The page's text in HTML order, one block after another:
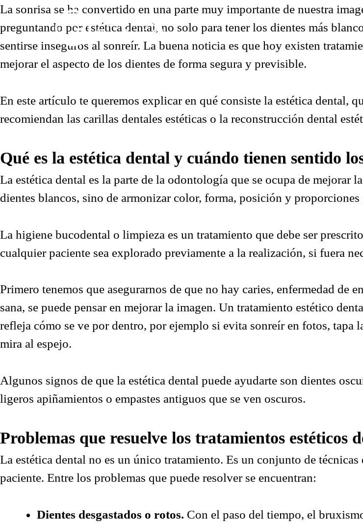
INICIO TRATAMIENTOS
La sonrisa se ha convertido en una parte muy importante de nuestra
preguntando por estética dental, no solo para tener los dientes más
sentirse inseguros al sonreír. La buena noticia es que hoy existen
mejorar el aspecto de los dientes de forma segura y previsible.
En este artículo te queremos explicar en qué consiste la estética dental,
recomiendan las carillas dentales estéticas o la reconstrucción dental
Qué es la estética dental y cuándo tienen sentido
La estética dental es la parte de la odontología que se ocupa de mejorar
dientes blancos, sino de armonizar color, forma, posición y proporciones
La higiene bucodental o limpieza es un tratamiento que debe ser
cualquier paciente sea explorado previamente a la realización, si fuera
Primero tenemos que asegurarnos de que no hay caries, enfermedad de
sana, se puede pensar en mejorar la imagen. Un tratamiento estético
refleja cómo se ve por dentro, por ejemplo si evita sonreír en fotos, tapa
mira al espejo.
Algunos signos de que la estética dental puede ayudarte son dientes
ligeros apiñamientos o empastes antiguos que se ven oscuros.
Problemas que resuelve los tratamientos estéticos
La estética dental no es un único tratamiento. Es un conjunto de
paciente. Entre los problemas que puede resolver se encuentran:
Dientes desgastados o rotos. Con el paso del tiempo, el